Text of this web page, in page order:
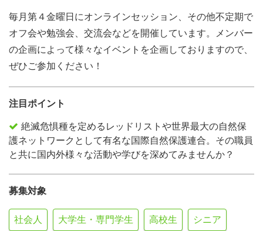
毎月第４金曜日にオンラインセッション、その他不定期で
オフ会や勉強会、交流会などを開催しています。メンバー
の企画によって様々なイベントを企画しておりますので、
ぜひご参加ください！
注目ポイント
絶滅危惧種を定めるレッドリストや世界最大の自然保
護ネットワークとして有名な国際自然保護連合。その職員
と共に国内外様々な活動や学びを深めてみませんか？
募集対象
社会人 大学生・専門学生 高校生 シニア